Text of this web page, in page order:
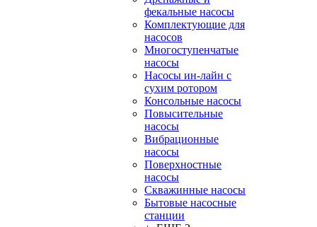
фекальные насосы
Комплектующие для
насосов
Многоступенчатые
насосы
Насосы ин-лайн с
сухим ротором
Консольные насосы
Повысительные
насосы
Вибрационные
насосы
Поверхностные
насосы
Скважинные насосы
Бытовые насосные
станции